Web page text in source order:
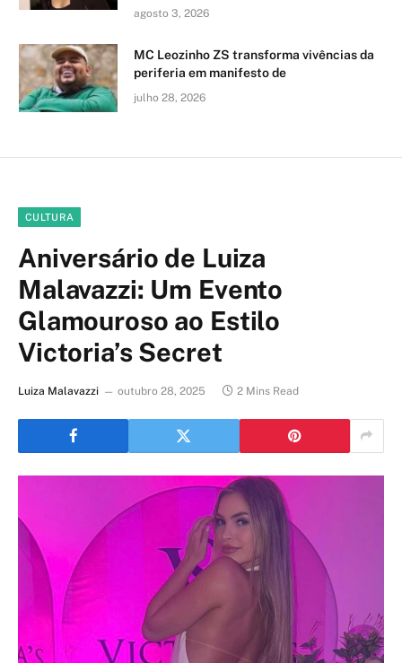
agosto 3, 2026
MC Leozinho ZS transforma vivências da
periferia em manifesto de
julho 28, 2026
CULTURA
Aniversário de Luiza
Malavazzi: Um Evento
Glamouroso ao Estilo
Victoria’s Secret
Luiza Malavazzi outubro 28, 2025 2 Mins Read